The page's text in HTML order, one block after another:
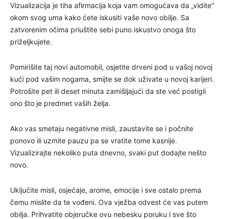
Vizualizacija je tiha afirmacija koja vam omogućava da „vidite“
okom svog uma kako ćete iskusiti vaše novo obilje. Sa
zatvorenim očima priuštite sebi puno iskustvo onoga što
priželjkujete.
Pomirišite taj novi automobil, osjetite drveni pod u vašoj novoj
kući pod vašim nogama, smijte se dok uživate u novoj karijeri.
Potrošite pet ili deset minuta zamišljajući da ste već postigli
ono što je predmet vaših želja.
Ako vas smetaju negativne misli, zaustavite se i počnite
ponovo ili uzmite pauzu pa se vratite tome kasnije.
Vizualizirajte nekoliko puta dnevno, svaki put dodajte nešto
novo.
Uključite misli, osjećaje, arome, emocije i sve ostalo prema
čemu mislite da te vođeni. Ova vježba odvest će vas putem
obilja. Prihvatite objeručke ovu nebesku poruku i sve što